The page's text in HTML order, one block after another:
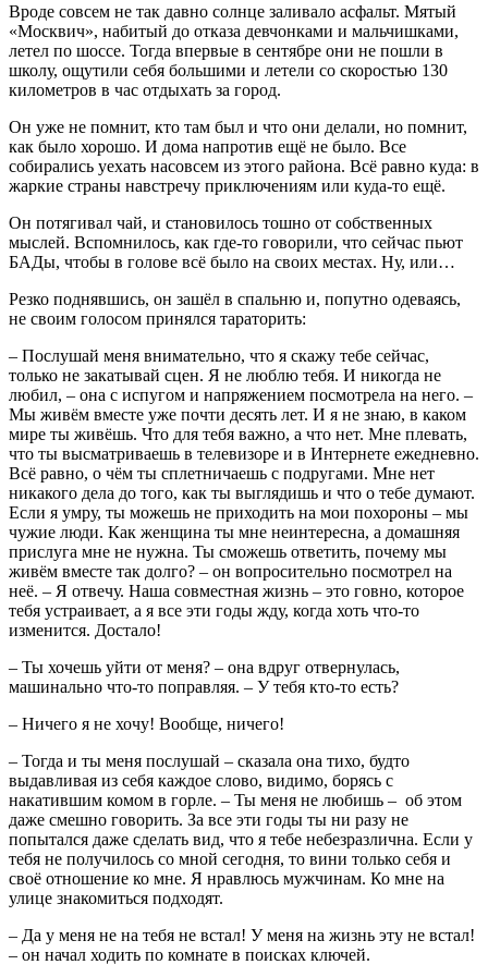
Вроде совсем не так давно солнце заливало асфальт. Мятый
«Москвич», набитый до отказа девчонками и мальчишками,
летел по шоссе. Тогда впервые в сентябре они не пошли в
школу, ощутили себя большими и летели со скоростью 130
километров в час отдыхать за город.
Он уже не помнит, кто там был и что они делали, но помнит,
как было хорошо. И дома напротив ещё не было. Все
собирались уехать насовсем из этого района. Всё равно куда: в
жаркие страны навстречу приключениям или куда-то ещё.
Он потягивал чай, и становилось тошно от собственных
мыслей. Вспомнилось, как где-то говорили, что сейчас пьют
БАДы, чтобы в голове всё было на своих местах. Ну, или…
Резко поднявшись, он зашёл в спальню и, попутно одеваясь,
не своим голосом принялся тараторить:
– Послушай меня внимательно, что я скажу тебе сейчас,
только не закатывай сцен. Я не люблю тебя. И никогда не
любил, – она с испугом и напряжением посмотрела на него. –
Мы живём вместе уже почти десять лет. И я не знаю, в каком
мире ты живёшь. Что для тебя важно, а что нет. Мне плевать,
что ты высматриваешь в телевизоре и в Интернете ежедневно.
Всё равно, о чём ты сплетничаешь с подругами. Мне нет
никакого дела до того, как ты выглядишь и что о тебе думают.
Если я умру, ты можешь не приходить на мои похороны – мы
чужие люди. Как женщина ты мне неинтересна, а домашняя
прислуга мне не нужна. Ты сможешь ответить, почему мы
живём вместе так долго? – он вопросительно посмотрел на
неё. – Я отвечу. Наша совместная жизнь – это говно, которое
тебя устраивает, а я все эти годы жду, когда хоть что-то
изменится. Достало!
– Ты хочешь уйти от меня? – она вдруг отвернулась,
машинально что-то поправляя. – У тебя кто-то есть?
– Ничего я не хочу! Вообще, ничего!
– Тогда и ты меня послушай – сказала она тихо, будто
выдавливая из себя каждое слово, видимо, борясь с
накатившим комом в горле. – Ты меня не любишь – об этом
даже смешно говорить. За все эти годы ты ни разу не
попытался даже сделать вид, что я тебе небезразлична. Если у
тебя не получилось со мной сегодня, то вини только себя и
своё отношение ко мне. Я нравлюсь мужчинам. Ко мне на
улице знакомиться подходят.
– Да у меня не на тебя не встал! У меня на жизнь эту не встал!
– он начал ходить по комнате в поисках ключей.